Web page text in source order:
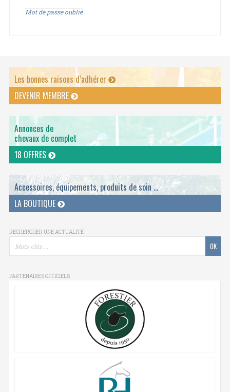
Mot de passe oublié
Les bonnes raisons d’adhérer
DEVENIR MEMBRE
Annonces de
chevaux de complet
18 OFFRES
Accessoires, équipements, produits de soin ...
LA BOUTIQUE
RECHERCHER UNE ACTUALITÉ
PARTENAIRES OFFICIELS